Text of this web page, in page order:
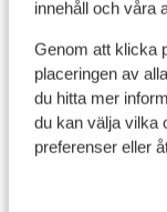
innehåll och våra
Genom att klicka
placeringen av
du hitta mer
du kan välja vilka
preferenser eller
I området
Avstånd till
Avstånd till
Avstånd till